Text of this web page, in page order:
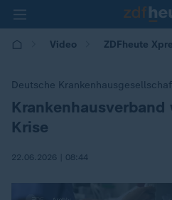
Video ZDFheute
Deutsche
:
Krise
22.06.2026 | 08:44